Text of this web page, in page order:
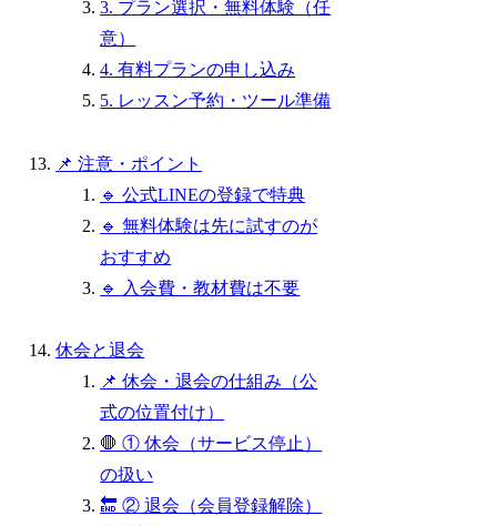
3. プラン選択・無料体験（任
意）
4. 有料プランの申し込み
5. レッスン予約・ツール準備
📌 注意・ポイント
🔹 公式LINEの登録で特典
🔹 無料体験は先に試すのが
おすすめ
🔹 入会費・教材費は不要
休会と退会
📌 休会・退会の仕組み（公
式の位置付け）
🛑 ① 休会（サービス停止）
の扱い
🔚 ② 退会（会員登録解除）